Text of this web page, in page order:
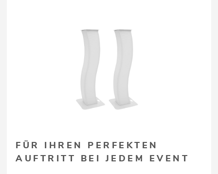
FÜR IHREN PERFEKTEN
AUFTRITT BEI JEDEM EVENT